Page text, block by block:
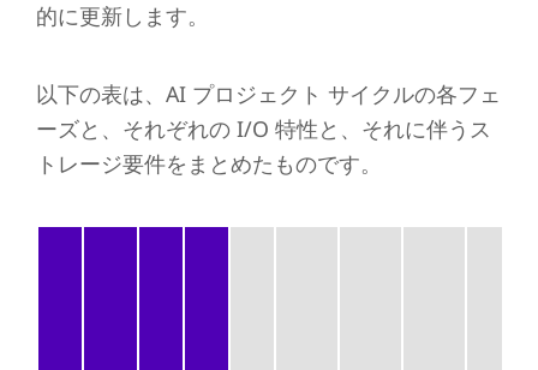
的に更新します。
以下の表は、AI プロジェクト サイクルの各フェ
ーズと、それぞれの I/O 特性と、それに伴うス
トレージ要件をまとめたものです。